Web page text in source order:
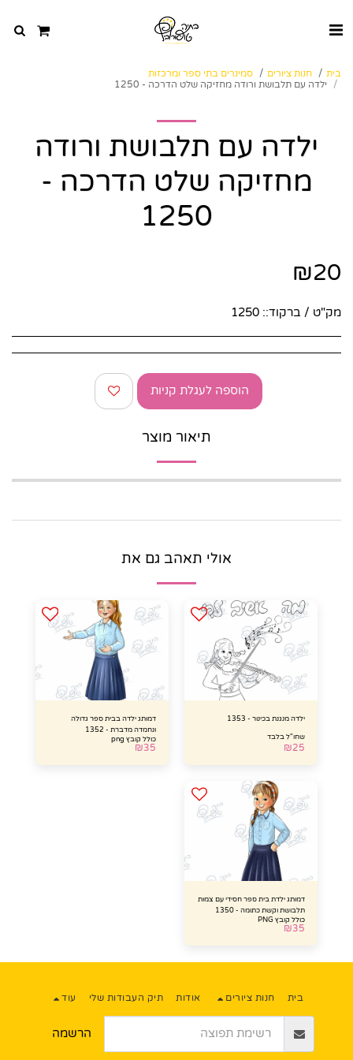
בית חנות ציורים
סמינרים בתי ספר ומרכזות
ילדה עם תלבושת ורודה מחזיקה שלט הדרכה - 1250
ילדה עם תלבושת ורודה
מחזיקה שלט הדרכה -
1250
₪20
מק"ט / ברקוד:: 1250
הוספה לעגלת קניות
תיאור מוצר
אולי תאהב גם את
ילדה מנגנת בכינור - 1353
שחו"ל בלבד
₪25
דמותג ילדה בבית ספר גדולה
ונחמדה מדברת - 1352
כולל קובץ png
₪35
דמותג ילדת בית ספר חסידי עם צמות
תלבושת וקשת כתומה - 1350
כולל קובץ PNG
₪35
בית חנות ציורים אודות תיק העבודות שלי עוד
הרשמה